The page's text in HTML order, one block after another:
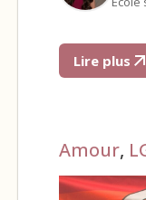
Lire plus
Amour,